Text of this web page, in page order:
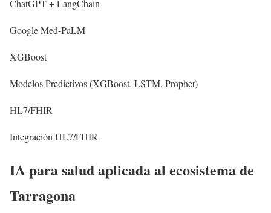
ChatGPT + LangChain
Google Med-PaLM
XGBoost
Modelos Predictivos (XGBoost, LSTM, Prophet)
HL7/FHIR
Integración HL7/FHIR
IA para salud aplicada al ecosistema de
Tarragona